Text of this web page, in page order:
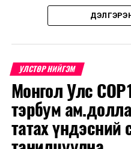
хурлын зардал, Засгийн
хөрөнгийн
Харин дараах зардлыг
Үүнд:
Олон улсын
шийдвэртэйгээс
тэмдэглэлт өдөр,
УЛСТӨР НИЙГЭМ
Монгол Улс
тэрбум
татах үндэсний